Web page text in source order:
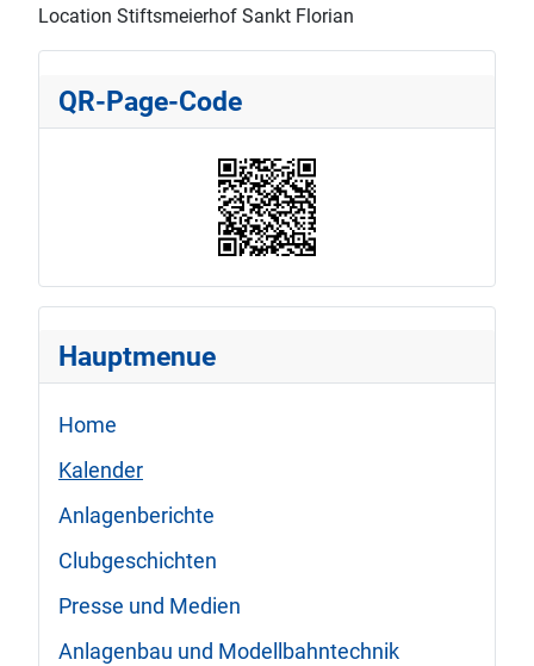
Location Stiftsmeierhof Sankt Florian
QR-Page-Code
Hauptmenue
Home
Kalender
Anlagenberichte
Clubgeschichten
Presse und Medien
Anlagenbau und Modellbahntechnik